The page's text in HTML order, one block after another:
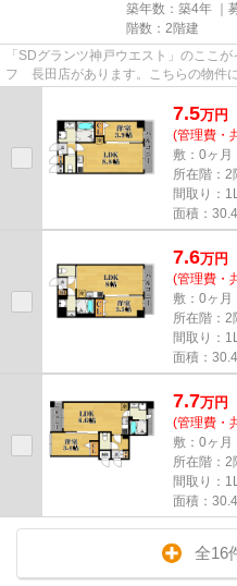
築年数：築4年 ｜
階数：2階建
「SDグランツ神戸ウエスト」のここ
フ 長田店があります。こちらの物件
7.5万円
(管理費・
敷：0ヶ月
所在階：2
間取り：
面積：
7.6万円
(管理費・
敷：0ヶ月
所在階：2
間取り：
面積：
7.7万円
(管理費・
敷：0ヶ月
所在階：2
間取り：
面積：
全16